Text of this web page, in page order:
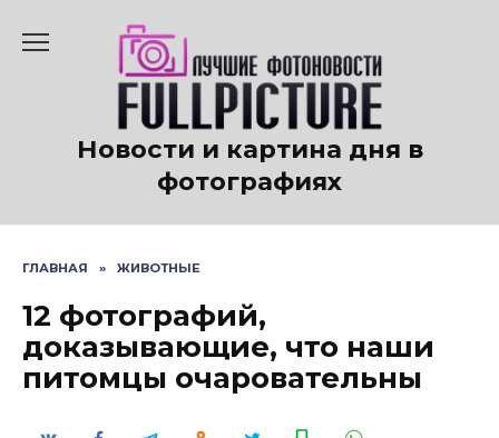
содержанию
Новости и картина дня в
фотографиях
ГЛАВНАЯ » ЖИВОТНЫЕ
12 фотографий,
доказывающие, что наши
питомцы очаровательны